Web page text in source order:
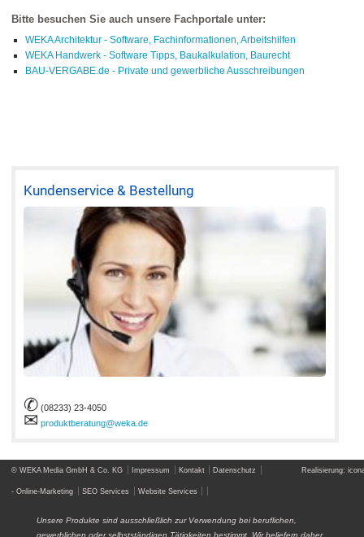
Bitte besuchen Sie auch unsere Fachportale unter:
WEKA Architektur - Software, Fachinformationen, Arbeitshilfen
WEKA Handwerk - Software Tipps, Baukalkulation, Baurecht
BAU-VERGABE.de - Private und gewerbliche Ausschreibungen
Kundenservice & Bestellung
✆ (08233) 23-4050
✉ produktberatung@weka.de
© WEKA Media GmbH & Co. KG Impressum Kontakt Datenschutz Realisierung:
- Online-Marketing SEO Services Website Services
Unsere Produkte sind ausschließlich zur Verwendung bei beruflichen,